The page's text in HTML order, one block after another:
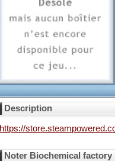
Description
https://
Noter Biochemical factory